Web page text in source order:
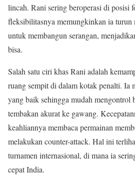
lincah. Rani sering beroperasi di posisi
fleksibilitasnya memungkinkan ia turun
untuk membangun serangan,
bisa.
Salah satu ciri khas Rani adalah
ruang sempit di dalam kotak penalti.
yang baik sehingga mudah mengontrol
tembakan akurat ke gawang.
keahliannya membaca permainan
melakukan counter-attack. Hal ini
turnamen internasional, di mana ia
cepat India.